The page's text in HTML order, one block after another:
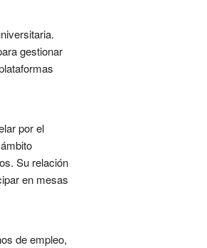
gestionar
por el
Su relación
en mesas
de empleo,